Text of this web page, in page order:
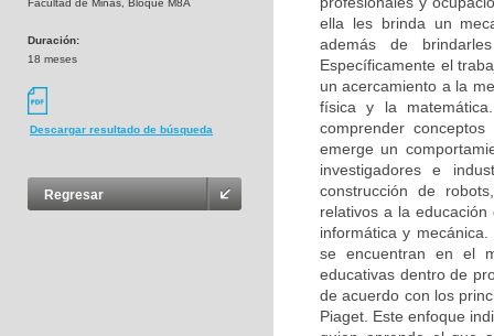
Facultad de Minas, Bloque M8A
Duración:
18 meses
Descargar resultado de búsqueda
Regresar
ella les brinda un
además de
Específicamente el
un acercamiento a la
física y la
comprender
emerge un
investigadores e
construcción de
relativos a la
informática y
se encuentran en el
educativas dentro de
de acuerdo con los
Piaget. Este enfoque